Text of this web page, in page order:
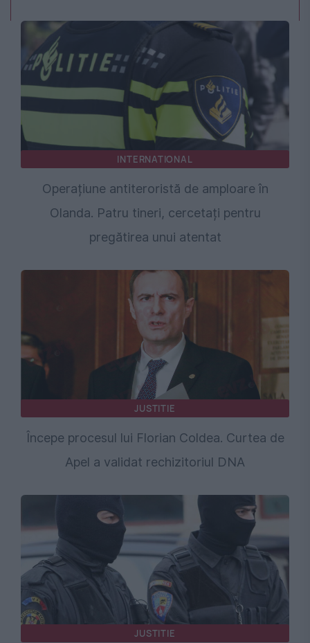
INTERNATIONAL
Operațiune antiteroristă de amploare în
Olanda. Patru tineri, cercetați pentru
pregătirea unui atentat
JUSTITIE
Începe procesul lui Florian Coldea. Curtea de
Apel a validat rechizitoriul DNA
JUSTITIE